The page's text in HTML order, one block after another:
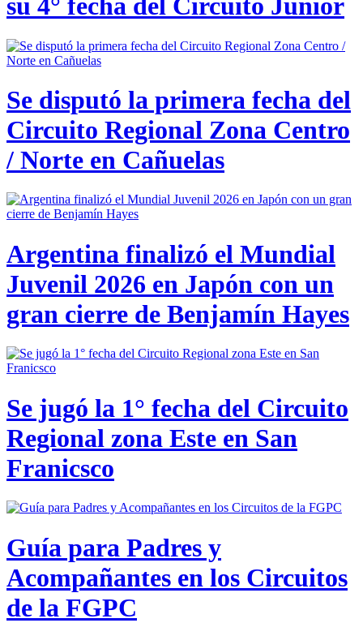
Se disputó la primera fecha del
Circuito Regional Zona Centro
/ Norte en Cañuelas
Argentina finalizó el Mundial
Juvenil 2026 en Japón con un
gran cierre de Benjamín Hayes
Se jugó la 1° fecha del Circuito
Regional zona Este en San
Franicsco
Guía para Padres y
Acompañantes en los Circuitos
de la FGPC